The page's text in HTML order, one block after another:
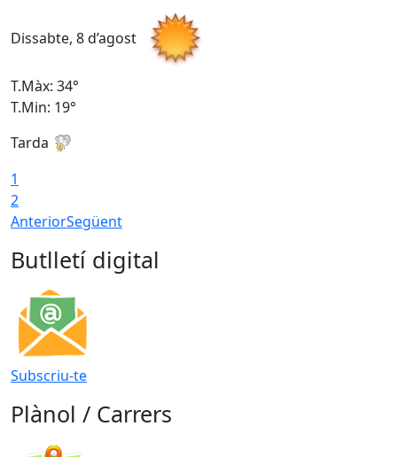
Dissabte, 8 d’agost
T.Màx: 34°
T.Min: 19°
Tarda
1
2
AnteriorSegüent
Butlletí digital
Subscriu-te
Plànol / Carrers